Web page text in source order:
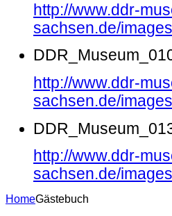
http://www.ddr-
sachsen.de/
http://www.ddr-
sachsen.de/
http://www.ddr-
sachsen.de/
HomeGästebuch